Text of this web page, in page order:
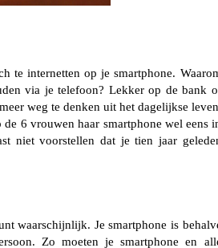
te internetten op je smartphone.
via je telefoon? Lekker op de bank
weg te denken uit het dagelijkse
6 vrouwen haar smartphone wel eens
niet voorstellen dat je tien jaar
waarschijnlijk. Je smartphone is
Zo moeten je smartphone en